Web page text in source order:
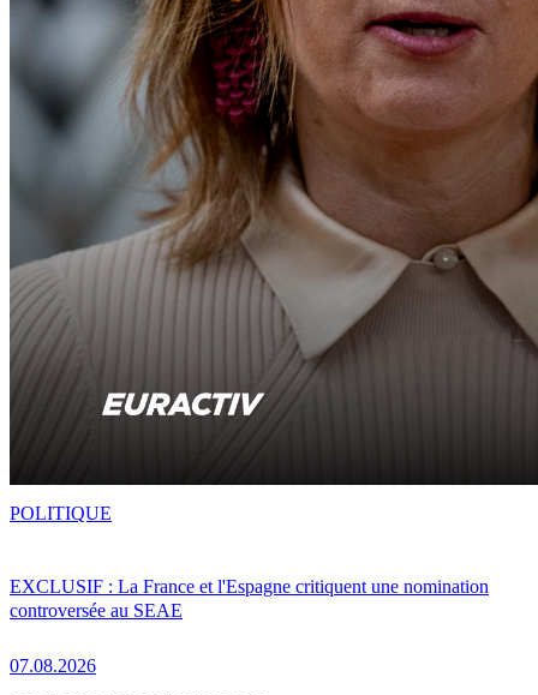
EXCLUSIF : La France et l'Espagne critiquent une nomination
controversée au SEAE
07.08.2026
POLITIQUE